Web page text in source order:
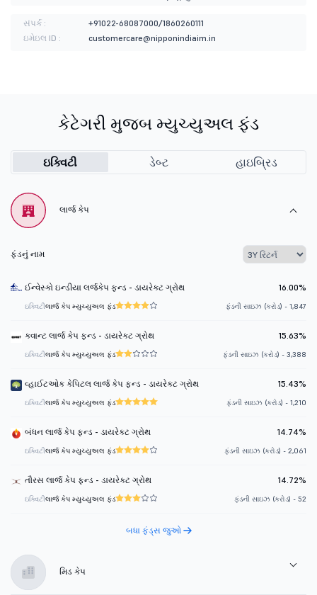
સંપર્ક :
+91022-68087000/1860260111
ઇમેઇલ ID :
customercare@nipponindiaim.in
કેટેગરી મુજબ મ્યુચ્યુઅલ ફંડ
ઇક્વિટી ડેબ્ટ હાઇબ્રિડ
લાર્જ કેપ
ફંડનું નામ
ઈન્વેસ્કો ઇન્ડીયા લર્જકેપ ફન્ડ - ડાયરેક્ટ ગ્રોથ 16.00%
ઇક્વિટીલાર્જ કેપ મ્યુચ્યુઅલ ફંડ ફંડની સાઇઝ (કરોડ) - 1,847
ક્વાન્ટ લાર્જ કેપ ફન્ડ - ડાયરેક્ટ ગ્રોથ 15.63%
ઇક્વિટીલાર્જ કેપ મ્યુચ્યુઅલ ફંડ ફંડની સાઇઝ (કરોડ) - 3,388
વ્હાઈટઓક કેપિટલ લાર્જ કેપ ફન્ડ - ડાયરેક્ટ ગ્રોથ 15.43%
ઇક્વિટીલાર્જ કેપ મ્યુચ્યુઅલ ફંડ ફંડની સાઇઝ (કરોડ) - 1,210
બંધન લાર્જ કેપ ફન્ડ - ડાયરેક્ટ ગ્રોથ 14.74%
ઇક્વિટીલાર્જ કેપ મ્યુચ્યુઅલ ફંડ ફંડની સાઇઝ (કરોડ) - 2,061
તૌરસ લાર્જ કેપ ફન્ડ - ડાયરેક્ટ ગ્રોથ 14.72%
ઇક્વિટીલાર્જ કેપ મ્યુચ્યુઅલ ફંડ ફંડની સાઇઝ (કરોડ) - 52
બધા ફંડ્સ જુઓ
મિડ કેપ